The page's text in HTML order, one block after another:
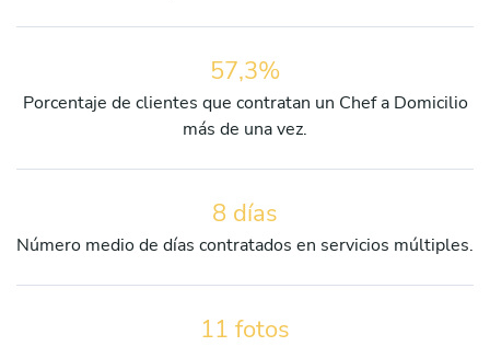
57,3%
Porcentaje de clientes que contratan un Chef a Domicilio
más de una vez.
8 días
Número medio de días contratados en servicios múltiples.
11 fotos